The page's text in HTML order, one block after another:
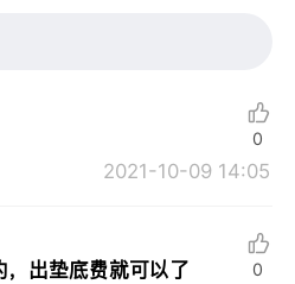
2021-10-09 14:05
0
出垫底费就可以了
0